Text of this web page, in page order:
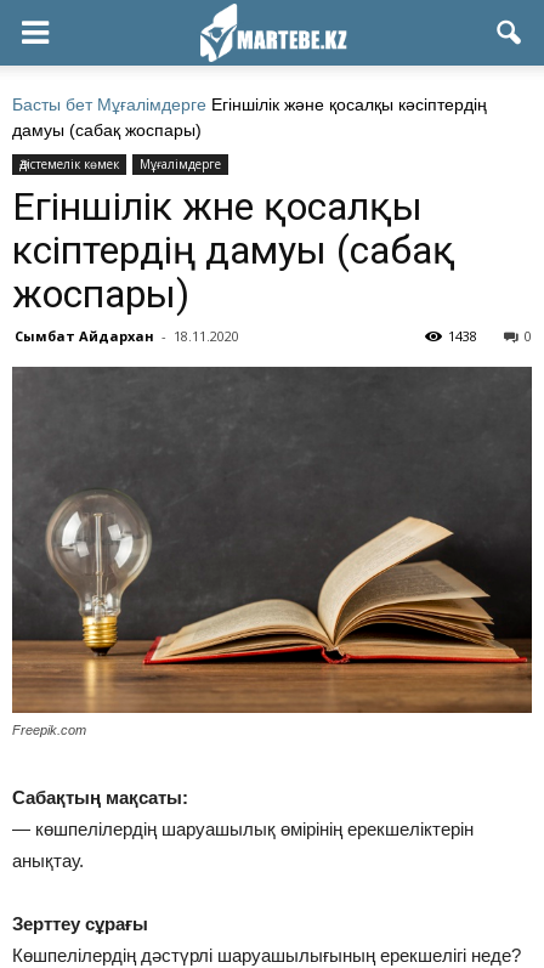
Басты бет Мұғалімдерге Егіншілік және қосалқы кәсіптердің
дамуы (сабақ жоспары)
Әдістемелік көмек Мұғалімдерге
Егіншілік және қосалқы
кәсіптердің дамуы (сабақ
жоспары)
Сымбат Айдархан - 18.11.2020 0
1438
Freepik.com
Сабақтың мақсаты:
— көшпелілердің шаруашылық өмірінің ерекшеліктерін
анықтау.
Зерттеу сұрағы
Көшпелілердің дәстүрлі шаруашылығының ерекшелігі неде?